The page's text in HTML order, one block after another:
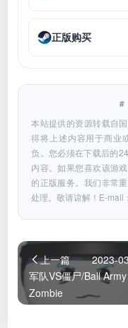
正版购买
本站提供的资源转载自
得将上述内容用于商业
负。您必须在下载后的
内容。如果您喜欢该游
的正版服务。我们非常
处理。敬请谅解！E-mail
上一篇
2023-
军队VS僵尸/Ball
Zombie